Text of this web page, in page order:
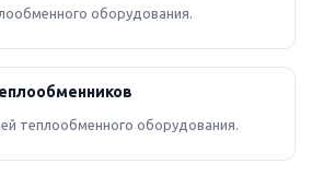
оборудования.
теплообменного оборудования.